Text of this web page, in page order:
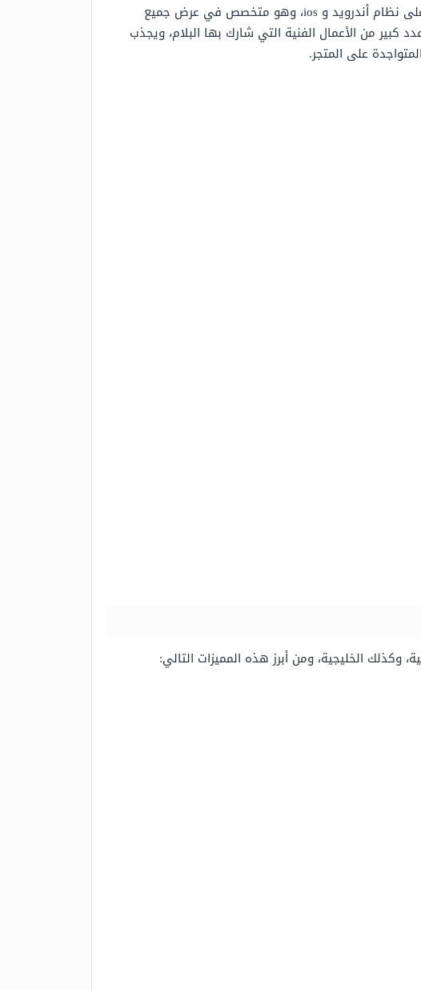
هو عبارة عن تطبيق إلكتروني،يمكن تحميله بكل سهولة، من خلال المتاجر الإلكترونية المختلفة، والمتوفرة على نظام أندرويد و ios، وهو متخصص في عرض جميع
كبير من الأعمال الفنية التي شارك بها البلام، ويجذب
على المتجر.
وكذلك الخليجية، ومن أبرز هذه المميزات التالي: